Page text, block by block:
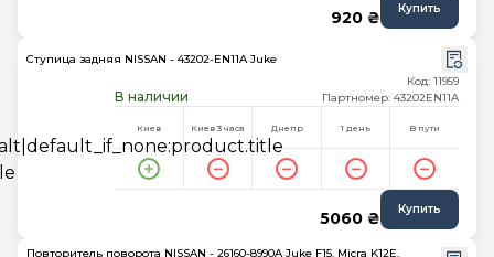
920 ₴ Купить
Ступица задняя NISSAN - 43202-EN11A Juke
В наличии
Код: 11959
Партномер: 43202EN11A
Киев Киев 3 часа Днепр 1 день В пути
5060 ₴ Купить
Повторитель поворота NISSAN - 26160-8990A Juke F15, Micra K12E,